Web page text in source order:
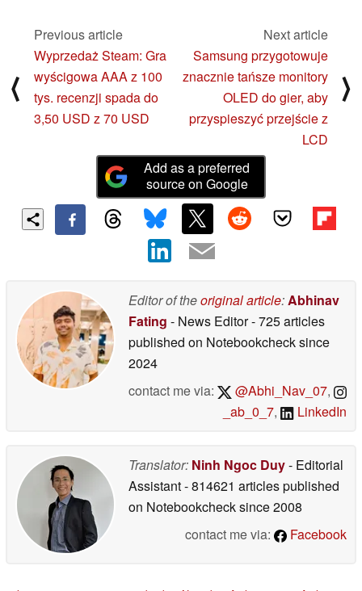
⟨
Previous article
Wyprzedaż Steam: Gra
wyścigowa AAA z 100
tys. recenzji spada do
3,50 USD z 70 USD
Next article
Samsung przygotowuje
znacznie tańsze monitory
OLED do gier, aby
przyspieszyć przejście z
LCD
⟩
Add as a preferred
source on Google
Editor of theoriginal article:Abhinav
Fating - News Editor- 725 articles
published on Notebookchecksince
2024
contact me via:
@Abhi_Nav_07,
_ab_0_7, LinkedIn
Translator: Ninh Ngoc Duy- Editorial
Assistant- 814621 articles published
on Notebookchecksince 2008
contact me via:
Facebook